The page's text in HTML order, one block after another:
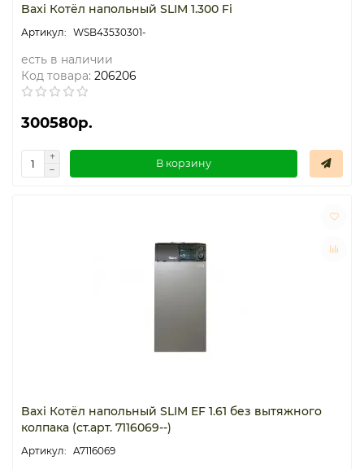
Baxi Котёл напольный SLIM 1.300 Fi
WSB43530301-
есть в наличии
Код товара: 206206
300580р.
В корзину
Baxi Котёл напольный SLIM EF 1.61 без вытяжного
колпака (ст.арт. 7116069--)
A7116069